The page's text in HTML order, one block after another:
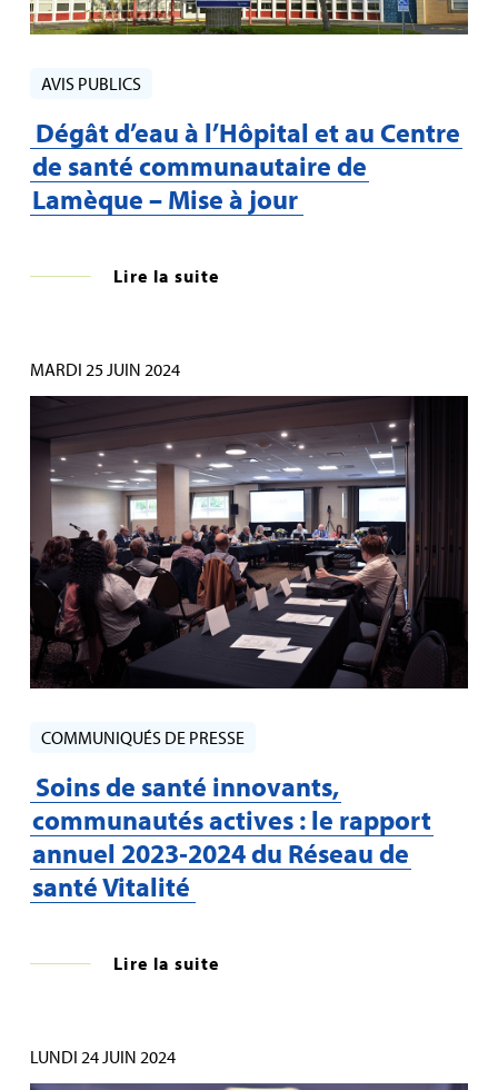
AVIS PUBLICS
Dégât d’eau à l’Hôpital et au Centre
de santé communautaire de
Lamèque – Mise à jour
Lire la suite
MARDI 25 JUIN 2024
COMMUNIQUÉS DE PRESSE
Soins de santé innovants,
communautés actives : le rapport
annuel 2023‑2024 du Réseau de
santé Vitalité
Lire la suite
LUNDI 24 JUIN 2024